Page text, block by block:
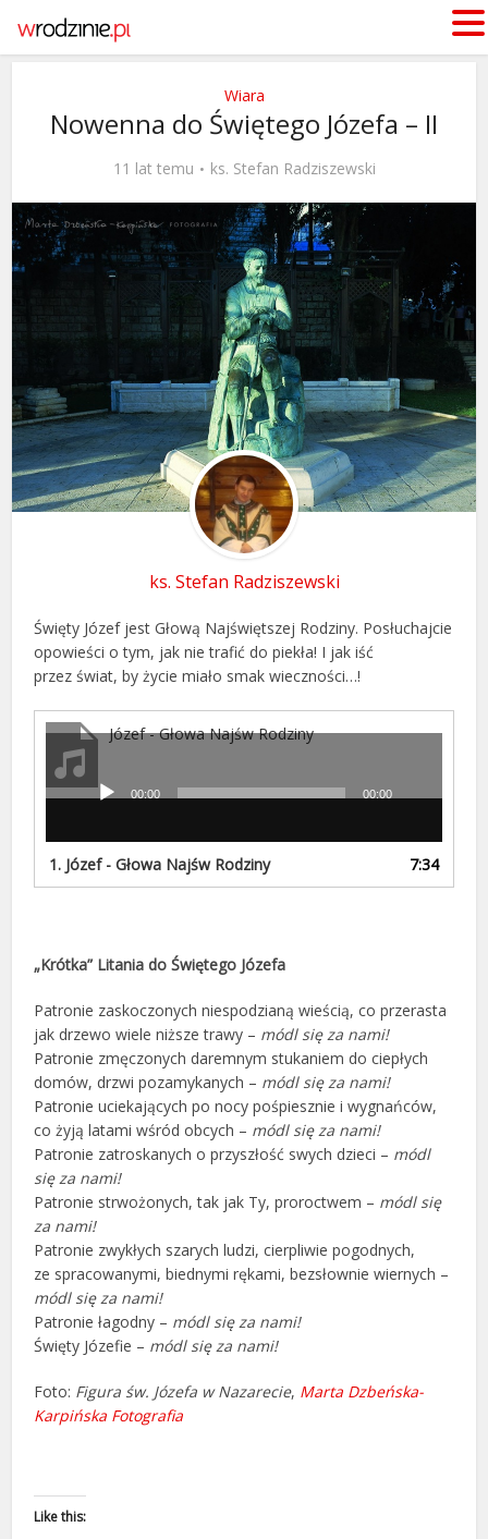
Wiara
Nowenna do Świętego Józefa – II
11 lat temu ks. Stefan Radziszewski
ks. Stefan Radziszewski
Święty Józef jest Głową Najświętszej Rodziny. Posłuchajcie
opowieści o tym, jak nie trafić do piekła! I jak iść
przez świat, by życie miało smak wieczności…!
Józef - Głowa Najśw Rodziny
dźwiękowych
00:00 00:00
1. Józef - Głowa Najśw Rodziny 7:34
„Krótka” Litania do Świętego Józefa
Patronie zaskoczonych niespodzianą wieścią, co przerasta
jak drzewo wiele niższe trawy – módl się za nami!
Patronie zmęczonych daremnym stukaniem do ciepłych
domów, drzwi pozamykanych – módl się za nami!
Patronie uciekających po nocy pośpiesznie i wygnańców,
co żyją latami wśród obcych – módl się za nami!
Patronie zatroskanych o przyszłość swych dzieci – módl
się za nami!
Patronie strwożonych, tak jak Ty, proroctwem – módl się
za nami!
Patronie zwykłych szarych ludzi, cierpliwie pogodnych,
ze spracowanymi, biednymi rękami, bezsłownie wiernych –
módl się za nami!
Patronie łagodny – módl się za nami!
Święty Józefie – módl się za nami!
Foto: Figura św. Józefa w Nazarecie, Marta Dzbeńska-
Karpińska Fotografia
Like this: